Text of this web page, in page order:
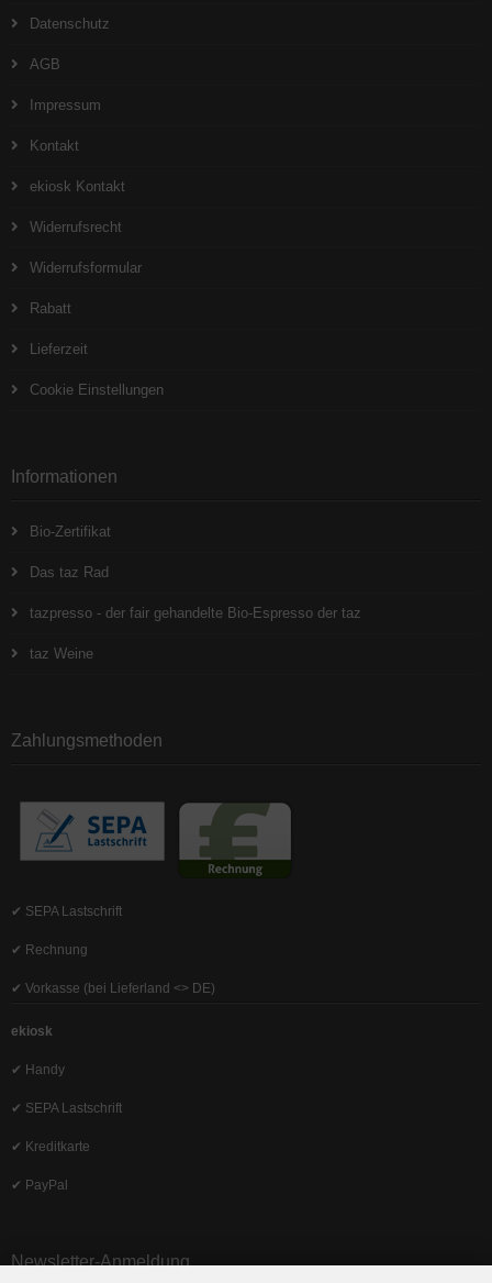
Datenschutz
AGB
Impressum
Kontakt
ekiosk Kontakt
Widerrufsrecht
Widerrufsformular
Rabatt
Lieferzeit
Cookie Einstellungen
Informationen
Bio-Zertifikat
Das taz Rad
tazpresso - der fair gehandelte Bio-Espresso der taz
taz Weine
Zahlungsmethoden
✔ SEPA Lastschrift
✔ Rechnung
✔ Vorkasse (bei Lieferland <> DE)
ekiosk
✔ Handy
✔ SEPA Lastschrift
✔ Kreditkarte
✔ PayPal
Newsletter-Anmeldung